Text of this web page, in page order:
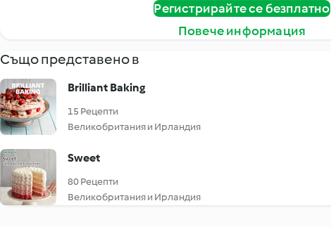
Регистрирайте се безплатно
Повече информация
Също представено в
Brilliant Baking
15 Рецепти
Великобритания и Ирландия
Sweet
80 Рецепти
Великобритания и Ирландия